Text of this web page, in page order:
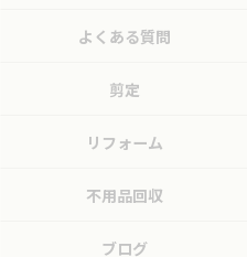
よくある質問
剪定
リフォーム
不用品回収
ブログ